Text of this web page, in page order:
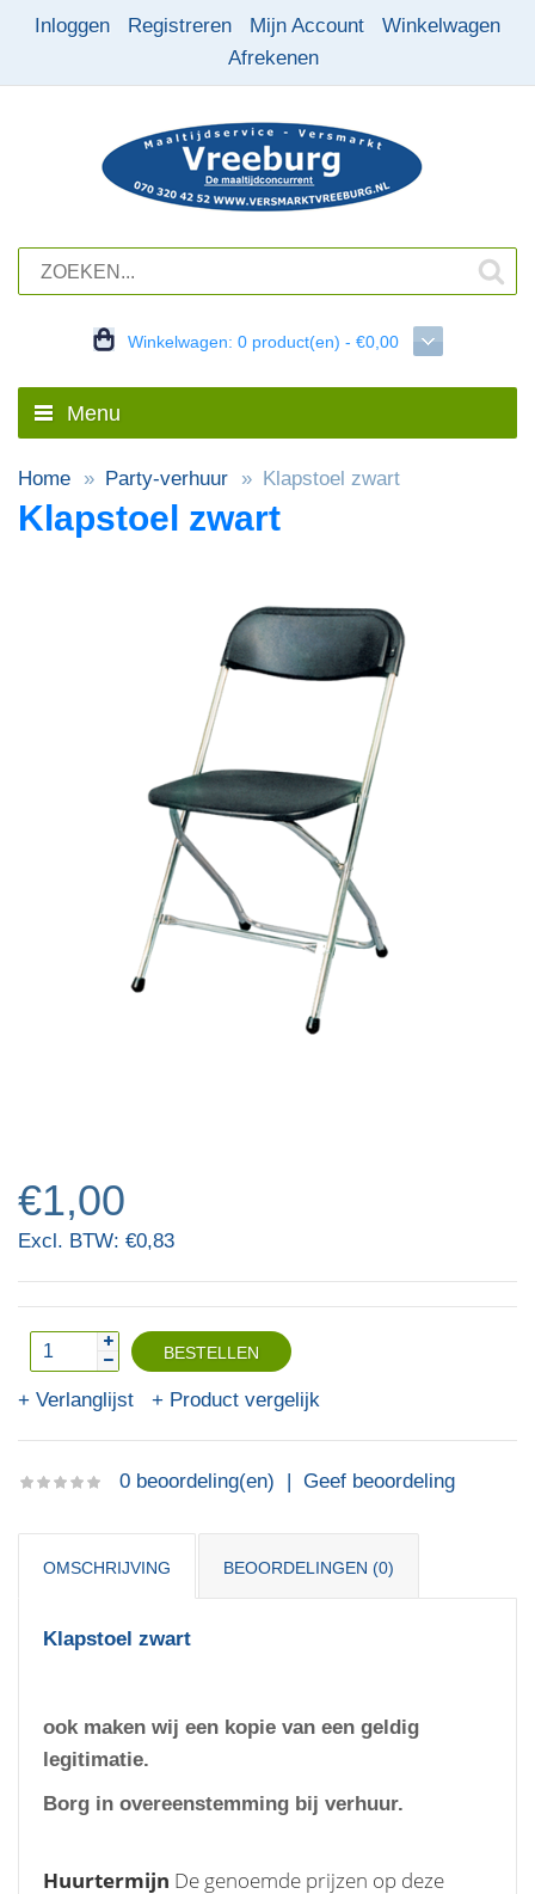
Inloggen Registreren Mijn Account
Winkelwagen
Afrekenen
Winkelwagen: 0 product(en) - €0,00
Menu
Home Party-verhuur Klapstoel zwart
Klapstoel zwart
€1,00
Excl. BTW: €0,83
Verlanglijst Product vergelijk
0 beoordeling(en) | Geef beoordeling
OMSCHRIJVING BEOORDELINGEN (0)
Klapstoel zwart
ook maken wij een kopie van een geldig
legitimatie.
Borg in overeenstemming bij verhuur.
Huurtermijn De genoemde prijzen op deze